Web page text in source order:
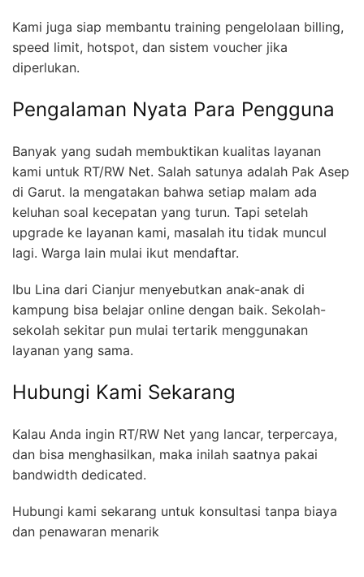
Kami juga siap membantu training pengelolaan billing,
speed limit, hotspot, dan sistem voucher jika
diperlukan.
Pengalaman Nyata Para Pengguna
Banyak yang sudah membuktikan kualitas layanan
kami untuk RT/RW Net. Salah satunya adalah Pak Asep
di Garut. Ia mengatakan bahwa setiap malam ada
keluhan soal kecepatan yang turun. Tapi setelah
upgrade ke layanan kami, masalah itu tidak muncul
lagi. Warga lain mulai ikut mendaftar.
Ibu Lina dari Cianjur menyebutkan anak-anak di
kampung bisa belajar online dengan baik. Sekolah-
sekolah sekitar pun mulai tertarik menggunakan
layanan yang sama.
Hubungi Kami Sekarang
Kalau Anda ingin RT/RW Net yang lancar, terpercaya,
dan bisa menghasilkan, maka inilah saatnya pakai
bandwidth dedicated.
Hubungi kami sekarang untuk konsultasi tanpa biaya
dan penawaran menarik